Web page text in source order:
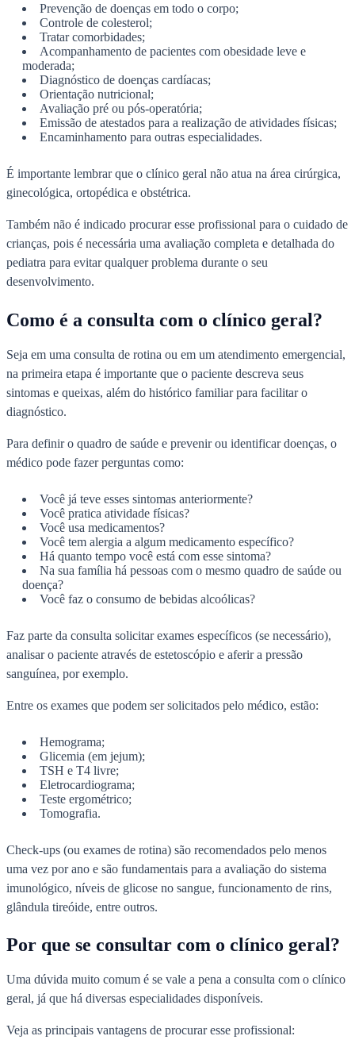
Prevenção de doenças em todo o corpo;
Controle de colesterol;
Tratar comorbidades;
Acompanhamento de pacientes com obesidade leve e
moderada;
Diagnóstico de doenças cardíacas;
Orientação nutricional;
Avaliação pré ou pós-operatória;
Emissão de atestados para a realização de atividades físicas;
Encaminhamento para outras especialidades.
É importante lembrar que o clínico geral não atua na área cirúrgica,
ginecológica, ortopédica e obstétrica.
Também não é indicado procurar esse profissional para o cuidado de
crianças, pois é necessária uma avaliação completa e detalhada do
pediatra para evitar qualquer problema durante o seu
desenvolvimento.
Como é a consulta com o clínico geral?
Seja em uma consulta de rotina ou em um atendimento emergencial,
na primeira etapa é importante que o paciente descreva seus
sintomas e queixas, além do histórico familiar para facilitar o
diagnóstico.
Para definir o quadro de saúde e prevenir ou identificar doenças, o
médico pode fazer perguntas como:
Você já teve esses sintomas anteriormente?
Você pratica atividade físicas?
Você usa medicamentos?
Você tem alergia a algum medicamento específico?
Há quanto tempo você está com esse sintoma?
Na sua família há pessoas com o mesmo quadro de saúde ou
doença?
Você faz o consumo de bebidas alcoólicas?
Faz parte da consulta solicitar exames específicos (se necessário),
analisar o paciente através de estetoscópio e aferir a pressão
sanguínea, por exemplo.
Entre os exames que podem ser solicitados pelo médico, estão:
Hemograma;
Glicemia (em jejum);
TSH e T4 livre;
Eletrocardiograma;
Teste ergométrico;
Tomografia.
Check-ups (ou exames de rotina) são recomendados pelo menos
uma vez por ano e são fundamentais para a avaliação do sistema
imunológico, níveis de glicose no sangue, funcionamento de rins,
glândula tireóide, entre outros.
Por que se consultar com o clínico geral?
Uma dúvida muito comum é se vale a pena a consulta com o clínico
geral, já que há diversas especialidades disponíveis.
Veja as principais vantagens de procurar esse profissional: